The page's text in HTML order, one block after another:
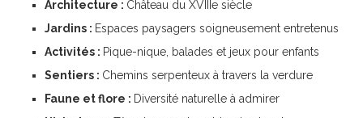
Architecture : Château du XVIIIe siècle
Jardins : Espaces paysagers soigneusement entretenus
Activités : Pique-nique, balades et jeux pour enfants
Sentiers : Chemins serpenteux à travers la verdure
Faune et flore : Diversité naturelle à admirer